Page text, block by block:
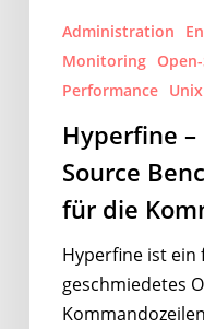
Kommandozeile
Administration
Monitoring
Performance Unix
Hyperfine –
Source
für die
Hyperfine ist ein
geschmiedetes